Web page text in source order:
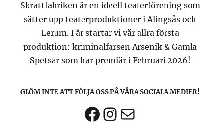
Skrattfabriken är en ideell teaterförening som
sätter upp teaterproduktioner i Alingsås och
Lerum. I år startar vi vår allra första
produktion: kriminalfarsen Arsenik & Gamla
Spetsar som har premiär i Februari 2026!
GLÖM INTE ATT FÖLJA OSS PÅ VÅRA SOCIALA MEDIER!
Facebook
Instagram
E-post